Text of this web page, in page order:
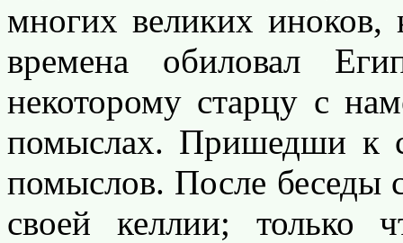
многих великих иноков,
времена обиловал
некоторому старцу с
помыслах. Пришедши к
помыслов. После беседы
своей келлии; только